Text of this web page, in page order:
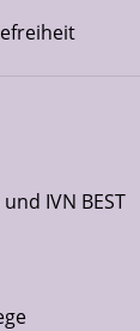
IVN BEST